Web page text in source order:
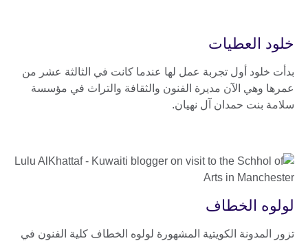
خلود العطيات
بدأت خلود أول تجربة عمل لها عندما كانت في الثالثة عشر من
عمرها وهي الآن مديرة الفنون والثقافة والتراث في مؤسسة
سلامة بنت حمدان آل نهيان.
لولوه الخطاف
تزور المدونة الكويتية المشهورة لولوه الخطاف كلية الفنون في